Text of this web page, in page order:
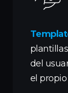
del
el